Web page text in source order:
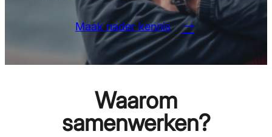
Maak nader kennis
Waarom
samenwerken?